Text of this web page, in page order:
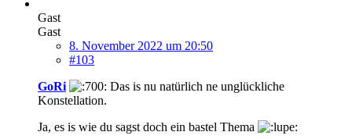
Gast
Gast
8. November 2022 um 20:50
#103
GoRi
Das is nu natürlich ne unglückliche
Konstellation.
Ja, es is wie du sagst doch ein bastel Thema